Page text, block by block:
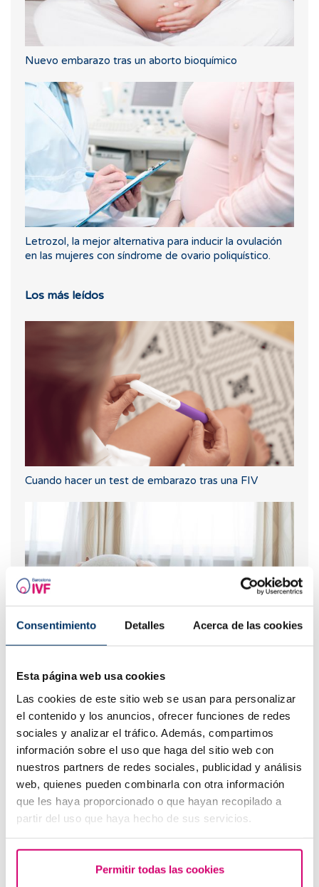
Consentimiento Detalles Acerca de las cookies
Esta página web usa cookies
Las cookies de este sitio web se usan para personalizar
el contenido y los anuncios, ofrecer funciones de redes
sociales y analizar el tráfico. Además, compartimos
información sobre el uso que haga del sitio web con
nuestros partners de redes sociales, publicidad y análisis
web, quienes pueden combinarla con otra información
que les haya proporcionado o que hayan recopilado a
partir del uso que haya hecho de sus servicios.
Permitir todas las cookies
Nuevo embarazo tras un aborto bioquímico
Letrozol, la mejor alternativa para inducir la ovulación
en las mujeres con síndrome de ovario poliquístico.
Los más leídos
Cuando hacer un test de embarazo tras una FIV
saber sobre esta prueba en el embarazo
embarazo negativo?